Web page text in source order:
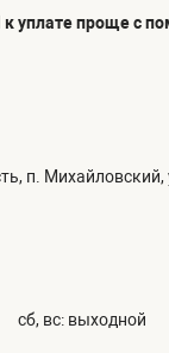
уплате проще с
п.
сб, вс: выходной